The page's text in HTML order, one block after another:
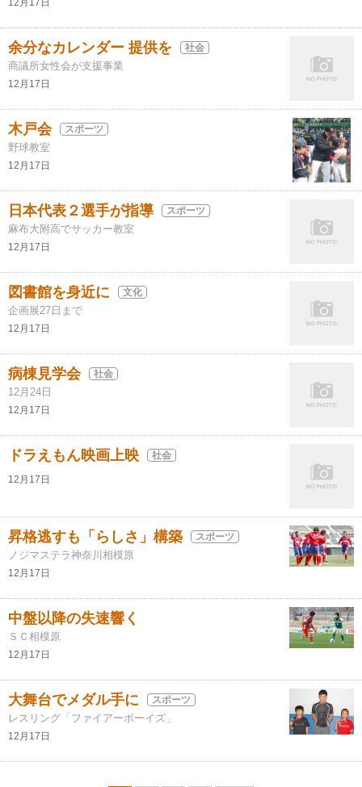
12月17日
余分なカレンダー 提供を 社会
商議所女性会が支援事業
12月17日
木戸会 スポーツ
野球教室
12月17日
日本代表２選手が指導 スポーツ
麻布大附高でサッカー教室
12月17日
図書館を身近に 文化
企画展27日まで
12月17日
病棟見学会 社会
12月24日
12月17日
ドラえもん映画上映 社会
12月17日
昇格逃すも「らしさ」構築 スポーツ
ノジマステラ神奈川相模原
12月17日
中盤以降の失速響く
ＳＣ相模原
12月17日
大舞台でメダル手に スポーツ
レスリング「ファイアーボーイズ」
12月17日